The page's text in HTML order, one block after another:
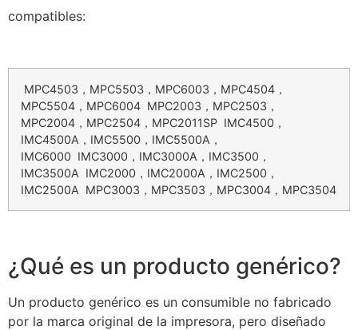
compatibles:
MPC4503，MPC5503，MPC6003，MPC4504，
MPC5504，MPC6004 MPC2003，MPC2503，
MPC2004，MPC2504，MPC2011SP IMC4500，
IMC4500A，IMC5500，IMC5500A，
IMC6000 IMC3000，IMC3000A，IMC3500，
IMC3500A IMC2000，IMC2000A，IMC2500，
IMC2500A MPC3003，MPC3503，MPC3004，MPC3504
¿Qué es un producto genérico?
Un producto genérico es un consumible no fabricado
por la marca original de la impresora, pero diseñado